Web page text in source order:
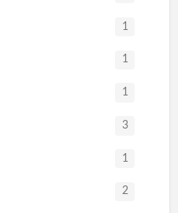
1
1
1
3
1
2